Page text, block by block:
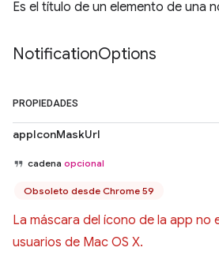
Es el título de un elemento de una
NotificationOptions
PROPIEDADES
appIconMaskUrl
cadena opcional
Obsoleto desde Chrome 59
La máscara del ícono de la app no
usuarios de Mac OS X.